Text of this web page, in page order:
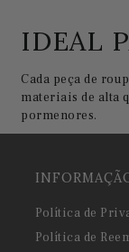
IDEAL
Cada peça de
materiais de alta
pormenores.
Política de
Política de